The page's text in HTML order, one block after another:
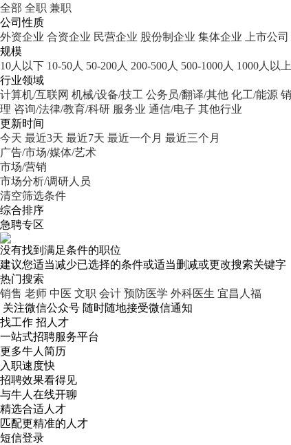
全部 全职 兼职
公司性质
外资企业 合资企业 民营企业 股份制企业 集体企业 上市公司
规模
10人以下 10-50人 50-200人 200-500人 500-1000人 1000人以上
行业领域
计算机/互联网 机械/设备/技工 公务员/翻译/其他 化工/能源
理 咨询/法律/教育/科研 服务业 通信/电子 其他行业
更新时间
今天 最近3天 最近7天 最近一个月 最近三个月
广告/市场/媒体/艺术
市场/营销
市场分析/调研人员
清空筛选条件
综合排序
急聘专区
没有找到满足条件的职位
建议您适当减少已选择的条件或适当删减或更改搜索关键字
热门搜索
销售 老师 中医 文职 会计 预防医学 外科医生 宜昌人福
关注微信公众号 随时随地接受微信通知
找工作 招人才
一站式招聘服务平台
更多牛人简历
入职速度快
招聘效果看得见
与牛人在线开聊
精选合适人才
匹配更精准的人才
短信登录